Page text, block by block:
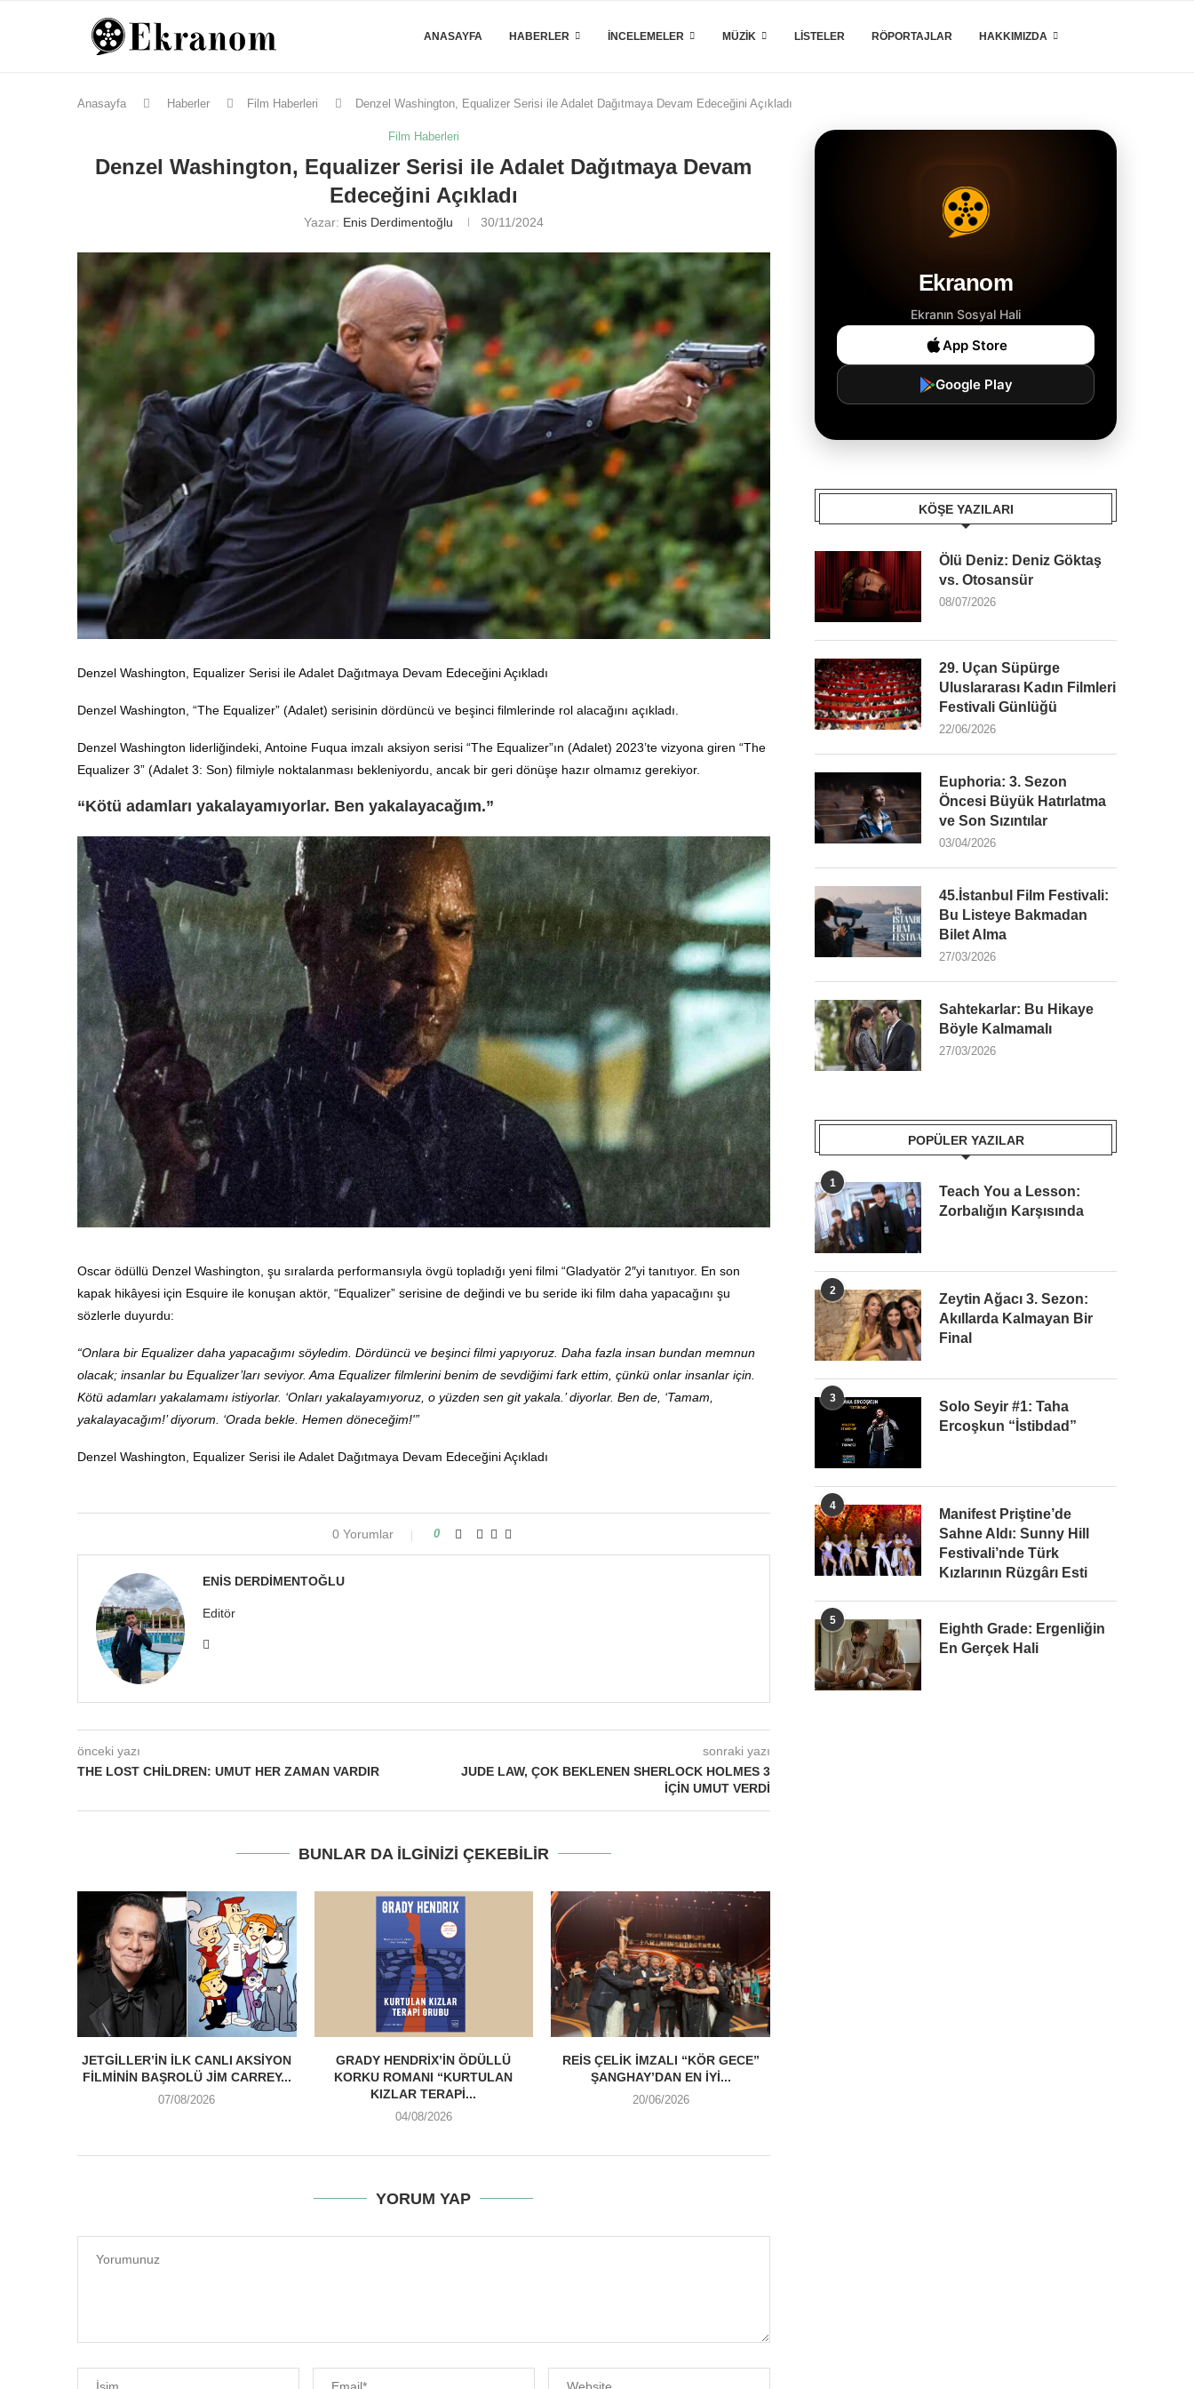
ANASAYFA HABERLER İNCELEMELER MÜZIK LISTELER RÖPORTAJLAR HAKKIMIZDA
Anasayfa Haberler Film Haberleri Denzel Washington, Equalizer Serisi ile Adalet Dağıtmaya Devam Edeceğini Açıkladı
Film Haberleri
Denzel Washington, Equalizer Serisi ile Adalet Dağıtmaya Devam
Edeceğini Açıkladı
Yazar: Enis Derdimentoğlu 30/11/2024
Denzel Washington, Equalizer Serisi ile Adalet Dağıtmaya Devam Edeceğini Açıkladı
Denzel Washington, “The Equalizer” (Adalet) serisinin dördüncü ve beşinci filmlerinde rol alacağını açıkladı.
Denzel Washington liderliğindeki, Antoine Fuqua imzalı aksiyon serisi “The Equalizer”ın (Adalet) 2023’te vizyona giren “The
Equalizer 3” (Adalet 3: Son) filmiyle noktalanması bekleniyordu, ancak bir geri dönüşe hazır olmamız gerekiyor.
“Kötü adamları yakalayamıyorlar. Ben yakalayacağım.”
Oscar ödüllü Denzel Washington, şu sıralarda performansıyla övgü topladığı yeni filmi “Gladyatör 2″yi tanıtıyor. En son
kapak hikâyesi için Esquire ile konuşan aktör, “Equalizer” serisine de değindi ve bu seride iki film daha yapacağını şu
sözlerle duyurdu:
“Onlara bir Equalizer daha yapacağımı söyledim. Dördüncü ve beşinci filmi yapıyoruz. Daha fazla insan bundan memnun
olacak; insanlar bu Equalizer’ları seviyor. Ama Equalizer filmlerini benim de sevdiğimi fark ettim, çünkü onlar insanlar için.
Kötü adamları yakalamamı istiyorlar. ‘Onları yakalayamıyoruz, o yüzden sen git yakala.’ diyorlar. Ben de, ‘Tamam,
yakalayacağım!’ diyorum. ‘Orada bekle. Hemen döneceğim!'”
Denzel Washington, Equalizer Serisi ile Adalet Dağıtmaya Devam Edeceğini Açıkladı
0 Yorumlar 0
ENIS DERDIMENTOĞLU
Editör
önceki yazı
THE LOST CHILDREN: UMUT HER ZAMAN VARDIR
sonraki yazı
JUDE LAW, ÇOK BEKLENEN SHERLOCK HOLMES 3
İÇIN UMUT VERDI
BUNLAR DA ILGINIZI ÇEKEBILIR
JETGILLER’IN İLK CANLI AKSIYON
FILMININ BAŞROLÜ JIM CARREY...
07/08/2026
GRADY HENDRIX’IN ÖDÜLLÜ
KORKU ROMANI “KURTULAN
KIZLAR TERAPI...
04/08/2026
REIS ÇELIK İMZALI “KÖR GECE”
ŞANGHAY’DAN EN İYI...
20/06/2026
YORUM YAP
Ekranom
Ekranın Sosyal Hali
App Store
Google Play
KÖŞE YAZILARI
Ölü Deniz: Deniz Göktaş
vs. Otosansür
08/07/2026
29. Uçan Süpürge
Uluslararası Kadın Filmleri
Festivali Günlüğü
22/06/2026
Euphoria: 3. Sezon
Öncesi Büyük Hatırlatma
ve Son Sızıntılar
03/04/2026
45.İstanbul Film Festivali:
Bu Listeye Bakmadan
Bilet Alma
27/03/2026
Sahtekarlar: Bu Hikaye
Böyle Kalmamalı
27/03/2026
POPÜLER YAZILAR
1
Teach You a Lesson:
Zorbalığın Karşısında
2
Zeytin Ağacı 3. Sezon:
Akıllarda Kalmayan Bir
Final
3
Solo Seyir #1: Taha
Ercoşkun “İstibdad”
4
Manifest Priştine’de
Sahne Aldı: Sunny Hill
Festivali’nde Türk
Kızlarının Rüzgârı Esti
5
Eighth Grade: Ergenliğin
En Gerçek Hali